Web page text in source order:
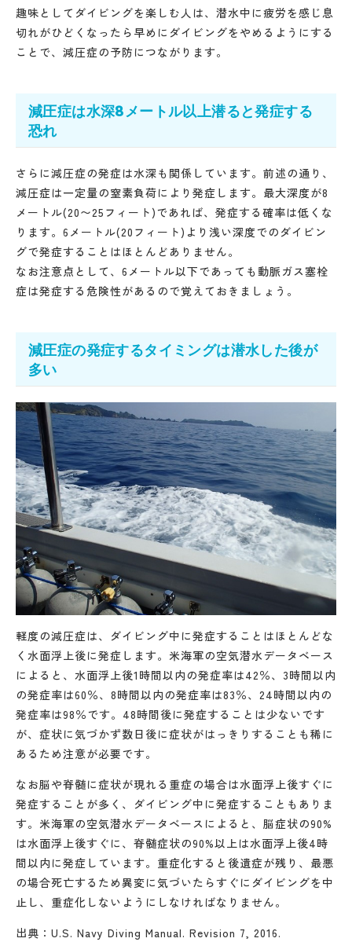
趣味としてダイビングを楽しむ人は、潜水中に疲労を感じ息
切れがひどくなったら早めにダイビングをやめるようにする
ことで、減圧症の予防につながります。
減圧症は水深8メートル以上潜ると発症する
恐れ
さらに減圧症の発症は水深も関係しています。前述の通り、
減圧症は一定量の窒素負荷により発症します。最大深度が8
メートル(20〜25フィート)であれば、発症する確率は低くな
ります。6メートル(20フィート)より浅い深度でのダイビン
グで発症することはほとんどありません。
なお注意点として、6メートル以下であっても動脈ガス塞栓
症は発症する危険性があるので覚えておきましょう。
減圧症の発症するタイミングは潜水した後が
多い
軽度の減圧症は、ダイビング中に発症することはほとんどな
く水面浮上後に発症します。米海軍の空気潜水データベース
によると、水面浮上後1時間以内の発症率は42％、3時間以内
の発症率は60％、8時間以内の発症率は83％、24時間以内の
発症率は98％です。48時間後に発症することは少ないです
が、症状に気づかず数日後に症状がはっきりすることも稀に
あるため注意が必要です。
なお脳や脊髄に症状が現れる重症の場合は水面浮上後すぐに
発症することが多く、ダイビング中に発症することもありま
す。米海軍の空気潜水データベースによると、脳症状の90%
は水面浮上後すぐに、脊髄症状の90%以上は水面浮上後4時
間以内に発症しています。重症化すると後遺症が残り、最悪
の場合死亡するため異変に気づいたらすぐにダイビングを中
止し、重症化しないようにしなければなりません。
出典：U.S. Navy Diving Manual. Revision 7, 2016.